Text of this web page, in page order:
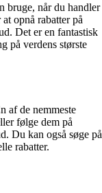
bruge, når du handler
opnå rabatter på
Det er en fantastisk
på verdens største
af de nemmeste
følge dem på
Du kan også søge på
rabatter.